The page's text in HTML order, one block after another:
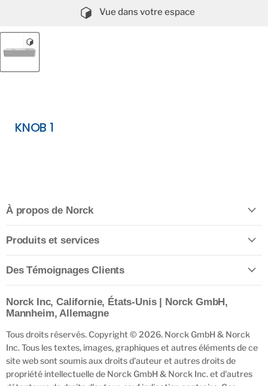
Vue dans votre espace
KNOB 1
À propos de Norck
Produits et services
Des Témoignages Clients
Norck Inc, Californie, États-Unis | Norck GmbH,
Mannheim, Allemagne
Tous droits réservés. Copyright © 2026. Norck GmbH & Norck
Inc. Tous les textes, images, graphiques et autres éléments de ce
site web sont soumis aux droits d'auteur et autres droits de
propriété intellectuelle de Norck GmbH & Norck Inc. et d'autres